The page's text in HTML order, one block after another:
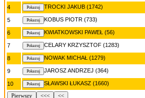
4 TROCKI JAKUB (1742)
5 KOBUS PIOTR (733)
6 KWIATKOWSKI PAWEŁ (56)
7 CELARY KRZYSZTOF (1283)
8 NOWAK MICHAŁ (1279)
9 JAROSZ ANDRZEJ (364)
10 SŁAWSKI ŁUKASZ (1660)
Pierwszy <<< <<